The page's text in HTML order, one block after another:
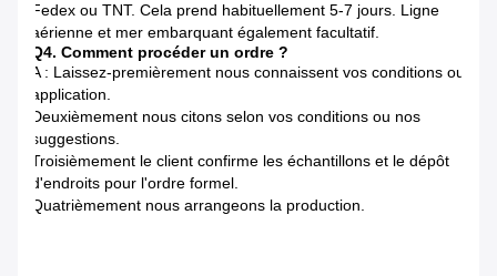
Fedex ou TNT. Cela prend habituellement 5-7 jours. Ligne
aérienne et mer embarquant également facultatif.
Q4. Comment procéder un ordre ?
A : Laissez-premièrement nous connaissent vos conditions ou
application.
Deuxièmement nous citons selon vos conditions ou nos
suggestions.
Troisièmement le client confirme les échantillons et le dépôt
d'endroits pour l'ordre formel.
Quatrièmement nous arrangeons la production.